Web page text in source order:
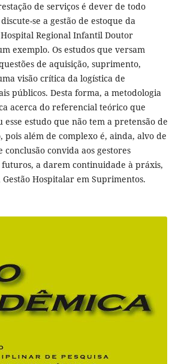
de serviços é dever de todo
se a gestão de estoque da
Regional Infantil Doutor
exemplo. Os estudos que versam
de aquisição, suprimento,
visão crítica da logística de
públicos. Desta forma, a metodologia
acerca do referencial teórico que
estudo que não tem a pretensão de
pois além de complexo é, ainda, alvo de
convida aos gestores
a darem continuidade à práxis,
Hospitalar em Suprimentos.